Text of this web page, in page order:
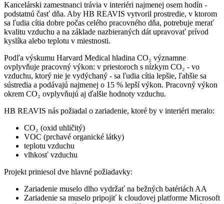
Kancelárski zamestnanci trávia v interiéri najmenej osem hodín -
podstatnú časť dňa. Aby HB REAVIS vytvoril prostredie, v ktorom
sa ľudia cítia dobre počas celého pracovného dňa, potrebuje merať
kvalitu vzduchu a na základe nazbieraných dát upravovať prívod
kyslíka alebo teplotu v miestnosti.
Podľa výskumu Harvard Medical hladina CO₂ významne
ovplyvňuje pracovný výkon: v priestoroch s nízkym CO₂ - vo
vzduchu, ktorý nie je vydýchaný - sa ľudia cítia lepšie, ľahšie sa
sústredia a podávajú najmenej o 15 % lepší výkon. Pracovný výkon
okrem CO₂ ovplyvňujú aj ďalšie hodnoty vzduchu.
HB REAVIS nás požiadal o zariadenie, ktoré by v interiéri meralo:
CO₂ (oxid uhličitý)
VOC (prchavé organické látky)
teplotu vzduchu
vlhkosť vzduchu
Projekt priniesol dve hlavné požiadavky:
Zariadenie muselo dlho vydržať na bežných batériách AA
Zariadenie sa muselo pripojiť k cloudovej platforme Microsoft